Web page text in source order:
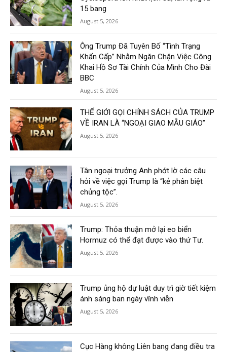
15 bang
August 5, 2026
Ông Trump Đã Tuyên Bố “Tình Trạng
Khẩn Cấp” Nhằm Ngăn Chặn Việc Công
Khai Hồ Sơ Tài Chính Của Mình Cho Đài
BBC
August 5, 2026
THẾ GIỚI GỌI CHÍNH SÁCH CỦA TRUMP
VỀ IRAN LÀ “NGOẠI GIAO MẪU GIÁO”
August 5, 2026
Tân ngoại trưởng Anh phớt lờ các câu
hỏi về việc gọi Trump là “kẻ phân biệt
chủng tộc”.
August 5, 2026
Trump: Thỏa thuận mở lại eo biển
Hormuz có thể đạt được vào thứ Tư.
August 5, 2026
Trump ủng hộ dự luật duy trì giờ tiết kiệm
ánh sáng ban ngày vĩnh viễn
August 5, 2026
Cục Hàng không Liên bang đang điều tra